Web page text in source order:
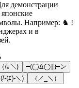
демонстрации
Например: ♞ !
и в
（/｡＼)
━(◯Δ◯∥)━ン
(/-(ｴ)-＼)
（／_＼）